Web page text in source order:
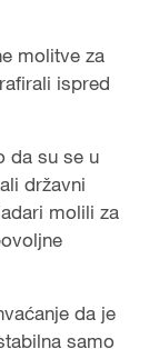
molitve za
ispred
da su se u
državni
molili za
da je
samo